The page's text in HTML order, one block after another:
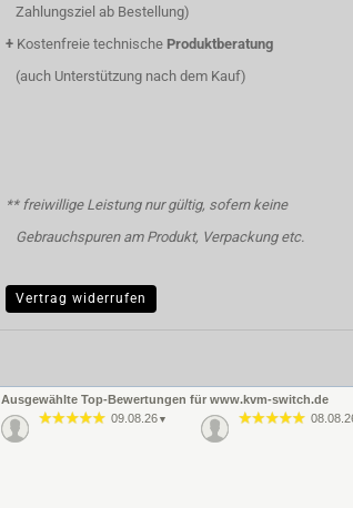
Zahlungsziel ab Bestellung)
+ Kostenfreie technische Produktberatung
(auch Unterstützung nach dem Kauf)
** freiwillige Leistung nur gültig, sofern keine
Gebrauchspuren am Produkt, Verpackung etc.
Vertrag widerrufen
Ausgewählte Top-Bewertungen für www.kvm-switch.de
09.08.26 ▼